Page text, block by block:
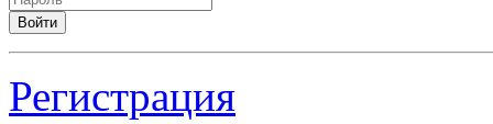
Войти
Регистрация